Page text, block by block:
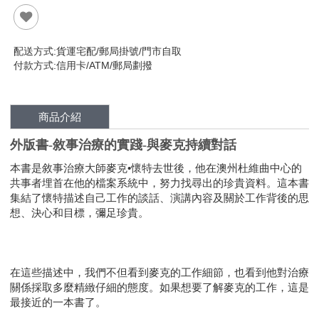
配送方式:貨運宅配/郵局掛號/門市自取
付款方式:信用卡/ATM/郵局劃撥
商品介紹
外版書-敘事治療的實踐-與麥克持續對話
本書是敘事治療大師麥克•懷特去世後，他在澳州杜維曲中心的
共事者埋首在他的檔案系統中，努力找尋出的珍貴資料。這本書
集結了懷特描述自己工作的談話、演講內容及關於工作背後的思
想、決心和目標，彌足珍貴。
在這些描述中，我們不但看到麥克的工作細節，也看到他對治療
關係採取多麼精緻仔細的態度。如果想要了解麥克的工作，這是
最接近的一本書了。